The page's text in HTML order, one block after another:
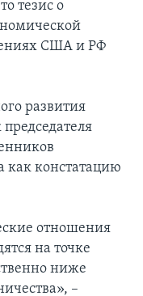
тезис о
США и РФ
развития
как констатацию
отношения
на точке
ниже
–